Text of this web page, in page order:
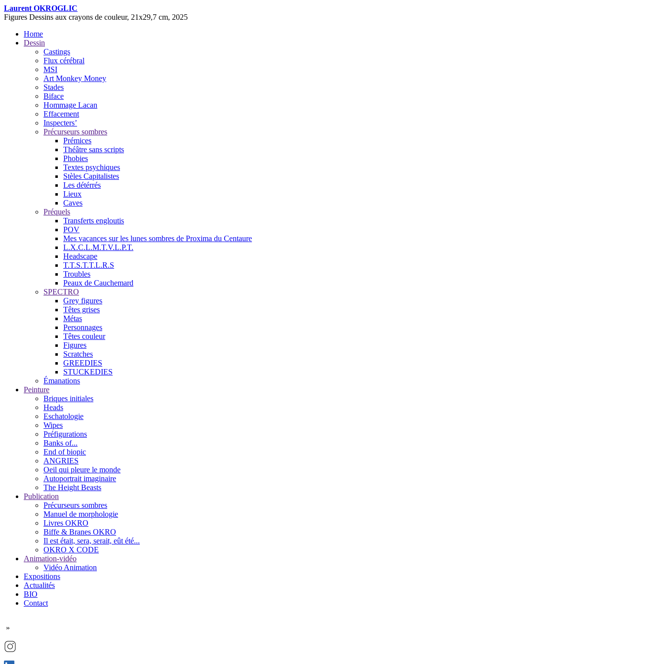
Laurent OKROGLIC
Figures Dessins aux crayons de couleur, 21x29,7 cm, 2025
Home
Dessin
Castings
Flux cérébral
MSI
Art Monkey Money
Stades
Biface
Hommage Lacan
Effacement
Inspecters’
Précurseurs sombres
Prémices
Théâtre sans scripts
Phobies
Textes psychiques
Stèles Capitalistes
Les détérrés
Lieux
Caves
Préquels
Transferts engloutis
POV
Mes vacances sur les lunes sombres de Proxima du Centaure
L.X.C.L.M.T.V.L.P.T.
Headscape
T.T.S.T.T.L.R.S
Troubles
Peaux de Cauchemard
SPECTRO
Grey figures
Têtes grises
Métas
Personnages
Têtes couleur
Figures
Scratches
GREEDIES
STUCKEDIES
Émanations
Peinture
Briques initiales
Heads
Eschatologie
Wipes
Préfigurations
Banks of...
End of biopic
ANGRIES
Oeil qui pleure le monde
Autoportrait imaginaire
The Height Beasts
Publication
Précurseurs sombres
Manuel de morphologie
Livres OKRO
Biffe & Branes OKRO
Il est était, sera, serait, eût été...
OKRO X CODE
Animation-vidéo
Vidéo Animation
Expositions
Actualités
BIO
Contact
»